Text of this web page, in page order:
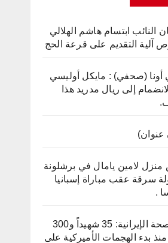
النائب ابتسام هاشم الهلالي
آلية التقديم على قرعة الحج
أونا (صحفي) : مايكل أوليسي
إلى ريال مدريد هذا
عنوان)
لامين يامال في برشلونة
سرقة عقب مباراة إسبانيا
.
الصحة الإيرانية: 35 شهيداً و300
بدء الهجمات الأميركية على